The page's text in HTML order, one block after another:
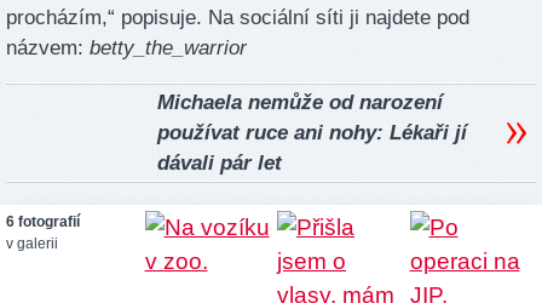
procházím,“ popisuje. Na sociální síti ji najdete pod
názvem: betty_the_warrior
Michaela nemůže od narození
používat ruce ani nohy: Lékaři jí
dávali pár let
6 fotografií
v galerii